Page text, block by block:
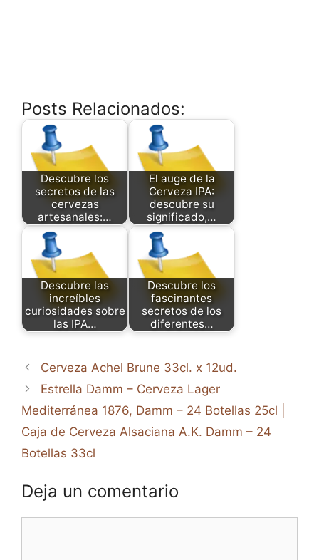
Posts Relacionados:
Descubre los
secretos de las
cervezas
artesanales:…
El auge de la
Cerveza IPA:
descubre su
significado,…
Descubre las
increíbles
curiosidades sobre
las IPA…
Descubre los
fascinantes
secretos de los
diferentes…
Cerveza Achel Brune 33cl. x 12ud.
Estrella Damm – Cerveza Lager
Mediterránea 1876, Damm – 24 Botellas 25cl |
Caja de Cerveza Alsaciana A.K. Damm – 24
Botellas 33cl
Deja un comentario